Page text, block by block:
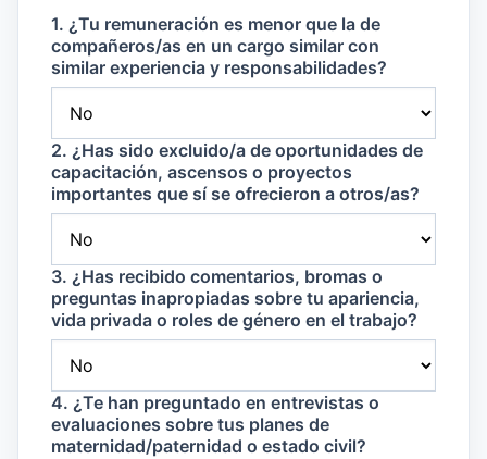
1. ¿Tu remuneración es menor que la de
compañeros/as en un cargo similar con
similar experiencia y responsabilidades?
2. ¿Has sido excluido/a de oportunidades de
capacitación, ascensos o proyectos
importantes que sí se ofrecieron a otros/as?
3. ¿Has recibido comentarios, bromas o
preguntas inapropiadas sobre tu apariencia,
vida privada o roles de género en el trabajo?
4. ¿Te han preguntado en entrevistas o
evaluaciones sobre tus planes de
maternidad/paternidad o estado civil?